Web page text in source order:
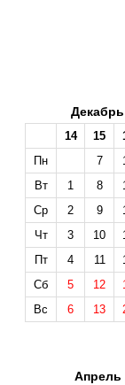
14 15
Пн
7
Вт
1 8
Ср
2 9
Чт
3 10
Пт
4 11
Сб
5 12
Вс
6 13
Апрель